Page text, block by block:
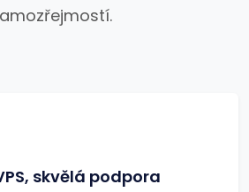
skvělá podpora